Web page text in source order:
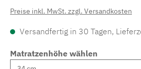
Preise inkl. MwSt. zzgl. Versandkosten
Versandfertig in 30 Tagen,
Matratzenhöhe wählen